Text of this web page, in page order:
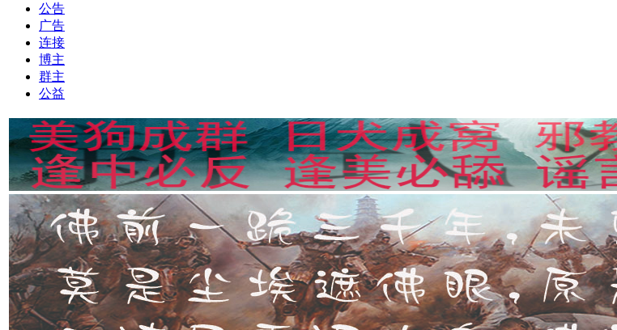
公告
广告
连接
博主
群主
公益